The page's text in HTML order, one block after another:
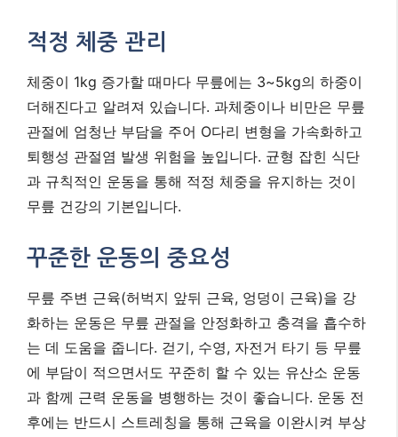
적정 체중 관리
체중이 1kg 증가할 때마다 무릎에는 3~5kg의 하중이
더해진다고 알려져 있습니다. 과체중이나 비만은 무릎
관절에 엄청난 부담을 주어 O다리 변형을 가속화하고
퇴행성 관절염 발생 위험을 높입니다. 균형 잡힌 식단
과 규칙적인 운동을 통해 적정 체중을 유지하는 것이
무릎 건강의 기본입니다.
꾸준한 운동의 중요성
무릎 주변 근육(허벅지 앞뒤 근육, 엉덩이 근육)을 강
화하는 운동은 무릎 관절을 안정화하고 충격을 흡수하
는 데 도움을 줍니다. 걷기, 수영, 자전거 타기 등 무릎
에 부담이 적으면서도 꾸준히 할 수 있는 유산소 운동
과 함께 근력 운동을 병행하는 것이 좋습니다. 운동 전
후에는 반드시 스트레칭을 통해 근육을 이완시켜 부상